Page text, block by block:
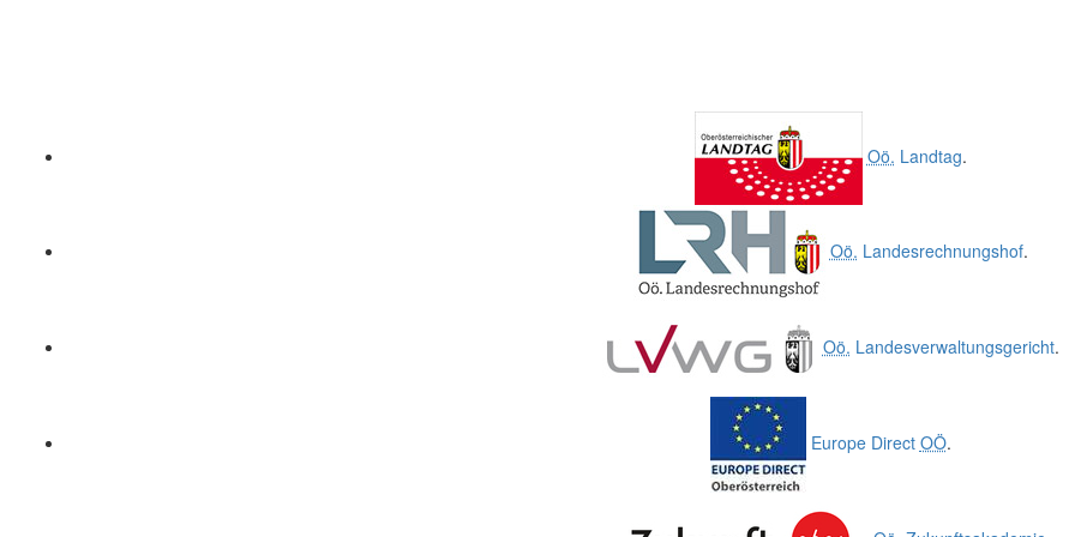
Oö. Landtag.
Oö. Landesrechnungshof.
Oö. Landesverwaltungsgericht.
Europe Direct OÖ.